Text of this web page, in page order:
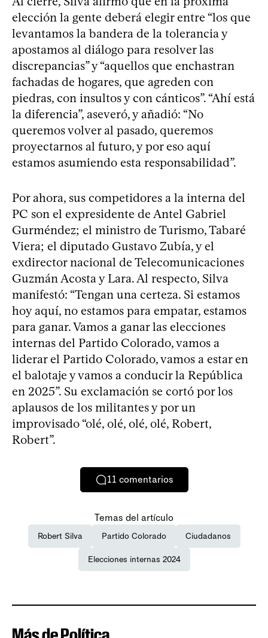
elección la gente deberá elegir entre “los que
levantamos la bandera de la tolerancia y
apostamos al diálogo para resolver las
discrepancias” y “aquellos que enchastran
fachadas de hogares, que agreden con
piedras, con insultos y con cánticos”. “Ahí está
la diferencia”, aseveró, y añadió: “No
queremos volver al pasado, queremos
proyectarnos al futuro, y por eso aquí
estamos asumiendo esta responsabilidad”.
Por ahora, sus competidores a la interna del
PC son el expresidente de Antel Gabriel
Gurméndez; el ministro de Turismo, Tabaré
Viera; el diputado Gustavo Zubía, y el
exdirector nacional de Telecomunicaciones
Guzmán Acosta y Lara. Al respecto, Silva
manifestó: “Tengan una certeza. Si estamos
hoy aquí, no estamos para empatar, estamos
para ganar. Vamos a ganar las elecciones
internas del Partido Colorado, vamos a
liderar el Partido Colorado, vamos a estar en
el balotaje y vamos a conducir la República
en 2025”. Su exclamación se cortó por los
aplausos de los militantes y por un
improvisado “olé, olé, olé, olé, Robert,
Robert”.
11 comentarios
Temas del artículo
Robert Silva Partido Colorado Ciudadanos
Elecciones internas 2024